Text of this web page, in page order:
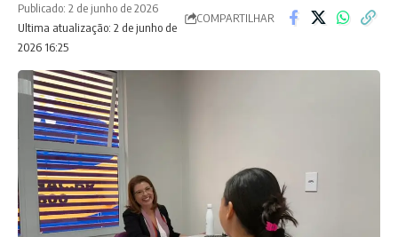
Ultima atualização: 2 de junho de
2026 16:25
Publicado: 2 de junho de 2026
COMPARTILHAR